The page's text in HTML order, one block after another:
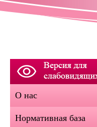
О нас
Нормативная база